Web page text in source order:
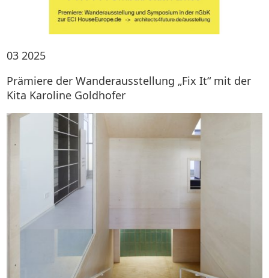
03 2025
Prämiere der Wanderausstellung „Fix It“ mit der
Kita Karoline Goldhofer